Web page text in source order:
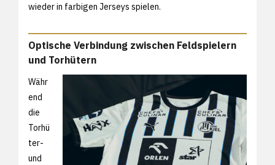
wieder in farbigen Jerseys spielen.
Optische Verbindung zwischen Feldspielern
und Torhütern
Währ
end
die
Torhü
ter-
und